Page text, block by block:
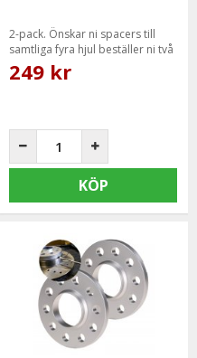
2-pack. Önskar ni spacers till
samtliga fyra hjul beställer ni två
paket.
249 kr
KÖP